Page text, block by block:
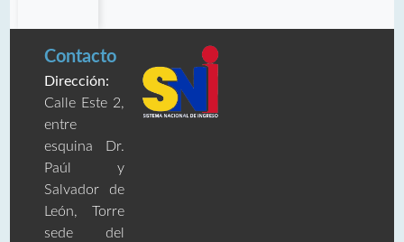
Contacto
Dirección:
Calle Este 2,
entre
esquina Dr.
Paúl y
Salvador de
León, Torre
sede del